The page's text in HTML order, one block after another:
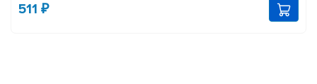
511 ₽